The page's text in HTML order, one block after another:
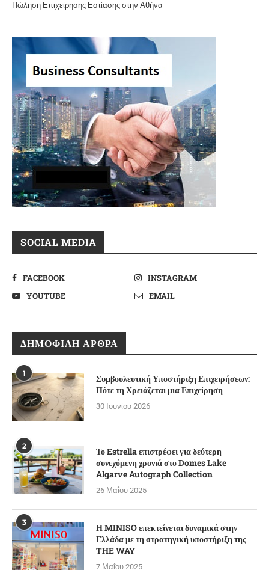
Πώληση Επιχείρησης Εστίασης στην Αθήνα
SOCIAL MEDIA
FACEBOOK
INSTAGRAM
YOUTUBE
EMAIL
ΔΗΜΟΦΙΛΉ ΆΡΘΡΑ
1
Συμβουλευτική Υποστήριξη Επιχειρήσεων:
Πότε τη Χρειάζεται μια Επιχείρηση
30 Ιουνίου 2026
2
Το Estrella επιστρέφει για δεύτερη
συνεχόμενη χρονιά στο Domes Lake
Algarve Autograph Collection
26 Μαΐου 2025
3
Η MINISO επεκτείνεται δυναμικά στην
Ελλάδα με τη στρατηγική υποστήριξη της
THE WAY
7 Μαΐου 2025